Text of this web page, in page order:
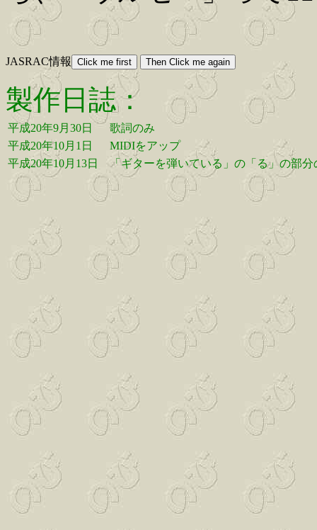
JASRAC情報
製作日誌：
平成20年9月30日
歌詞のみ
平成20年10月1日
MIDIをアップ
平成20年10月13日
「ギターを弾いている」の「る」の部